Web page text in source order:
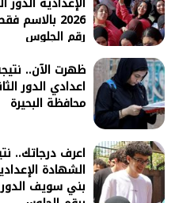
2026 بالاسم
رقم الجلوس
ظهرت الآن..
محافظة البحيرة
اعرف درجاتك..
بني سويف الدور